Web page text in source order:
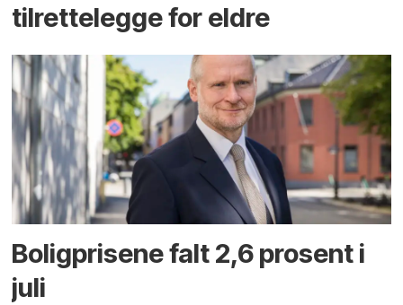
tilrettelegge for eldre
Boligprisene falt 2,6 prosent i
juli